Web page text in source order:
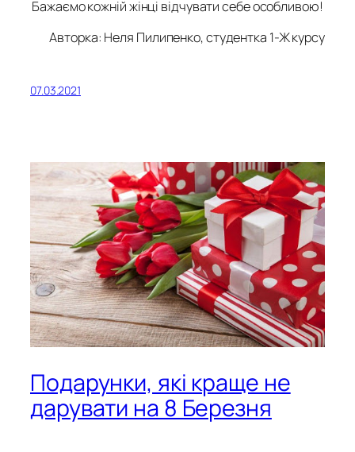
Бажаємо кожній жінці відчувати себе особливою!
Авторка: Неля Пилипенко, студентка 1-Ж курсу
07.03.2021
Подарунки, які краще не
дарувати на 8 Березня